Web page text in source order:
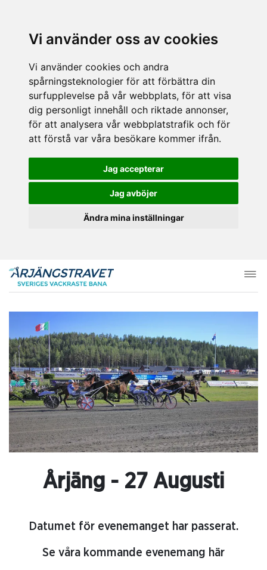
Vi använder oss av cookies
Vi använder cookies och andra
spårningsteknologier för att förbättra din
surfupplevelse på vår webbplats, för att visa
dig personligt innehåll och riktade annonser,
för att analysera vår webbplatstrafik och för
att förstå var våra besökare kommer ifrån.
Jag accepterar
Jag avböjer
Ändra mina inställningar
Årjäng - 27 Augusti
Datumet för evenemanget har passerat.
Se våra kommande evenemang här